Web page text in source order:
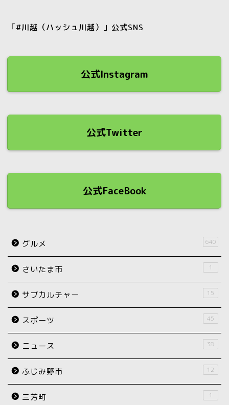
「#川越（ハッシュ川越）」公式SNS
公式Instagram
公式Twitter
公式FaceBook
グルメ 640
さいたま市 1
サブカルチャー 15
スポーツ 45
ニュース 38
ふじみ野市 12
三芳町 1